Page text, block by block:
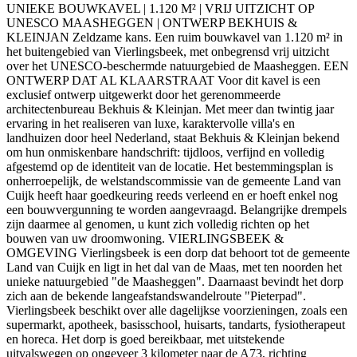
UNIEKE BOUWKAVEL | 1.120 M² | VRIJ UITZICHT OP
UNESCO MAASHEGGEN | ONTWERP BEKHUIS &
KLEINJAN Zeldzame kans. Een ruim bouwkavel van 1.120 m² in
het buitengebied van Vierlingsbeek, met onbegrensd vrij uitzicht
over het UNESCO-beschermde natuurgebied de Maasheggen. EEN
ONTWERP DAT AL KLAARSTRAAT Voor dit kavel is een
exclusief ontwerp uitgewerkt door het gerenommeerde
architectenbureau Bekhuis & Kleinjan. Met meer dan twintig jaar
ervaring in het realiseren van luxe, karaktervolle villa's en
landhuizen door heel Nederland, staat Bekhuis & Kleinjan bekend
om hun onmiskenbare handschrift: tijdloos, verfijnd en volledig
afgestemd op de identiteit van de locatie. Het bestemmingsplan is
onherroepelijk, de welstandscommissie van de gemeente Land van
Cuijk heeft haar goedkeuring reeds verleend en er hoeft enkel nog
een bouwvergunning te worden aangevraagd. Belangrijke drempels
zijn daarmee al genomen, u kunt zich volledig richten op het
bouwen van uw droomwoning. VIERLINGSBEEK &
OMGEVING Vierlingsbeek is een dorp dat behoort tot de gemeente
Land van Cuijk en ligt in het dal van de Maas, met ten noorden het
unieke natuurgebied "de Maasheggen". Daarnaast bevindt het dorp
zich aan de bekende langeafstandswandelroute "Pieterpad".
Vierlingsbeek beschikt over alle dagelijkse voorzieningen, zoals een
supermarkt, apotheek, basisschool, huisarts, tandarts, fysiotherapeut
en horeca. Het dorp is goed bereikbaar, met uitstekende
uitvalswegen op ongeveer 3 kilometer naar de A73, richting